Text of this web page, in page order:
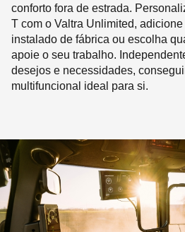
conforto fora de estrada.
T com o Valtra Unlimited, adicione
instalado de fábrica ou escolha
apoie o seu trabalho.
desejos e necessidades,
multifuncional ideal para si.